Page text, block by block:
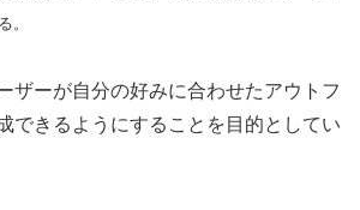
。
ザーが自分の好みに合わせたアウトフ
できるようにすることを目的としてい